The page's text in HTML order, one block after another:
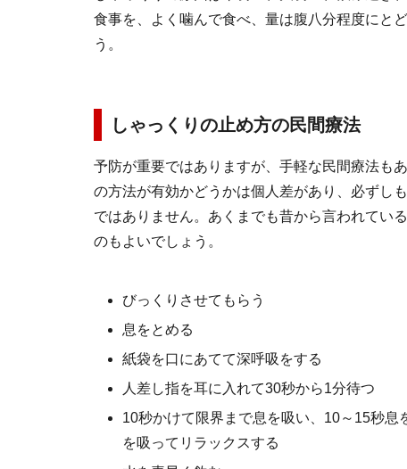
食事を、よく噛んで食べ、量は腹八分程度にと
う。
しゃっくりの止め方の民間療法
予防が重要ではありますが、手軽な民間療法も
の方法が有効かどうかは個人差があり、必ずし
ではありません。あくまでも昔から言われてい
のもよいでしょう。
びっくりさせてもらう
息をとめる
紙袋を口にあてて深呼吸をする
人差し指を耳に入れて30秒から1分待つ
10秒かけて限界まで息を吸い、10～15秒
を吸ってリラックスする